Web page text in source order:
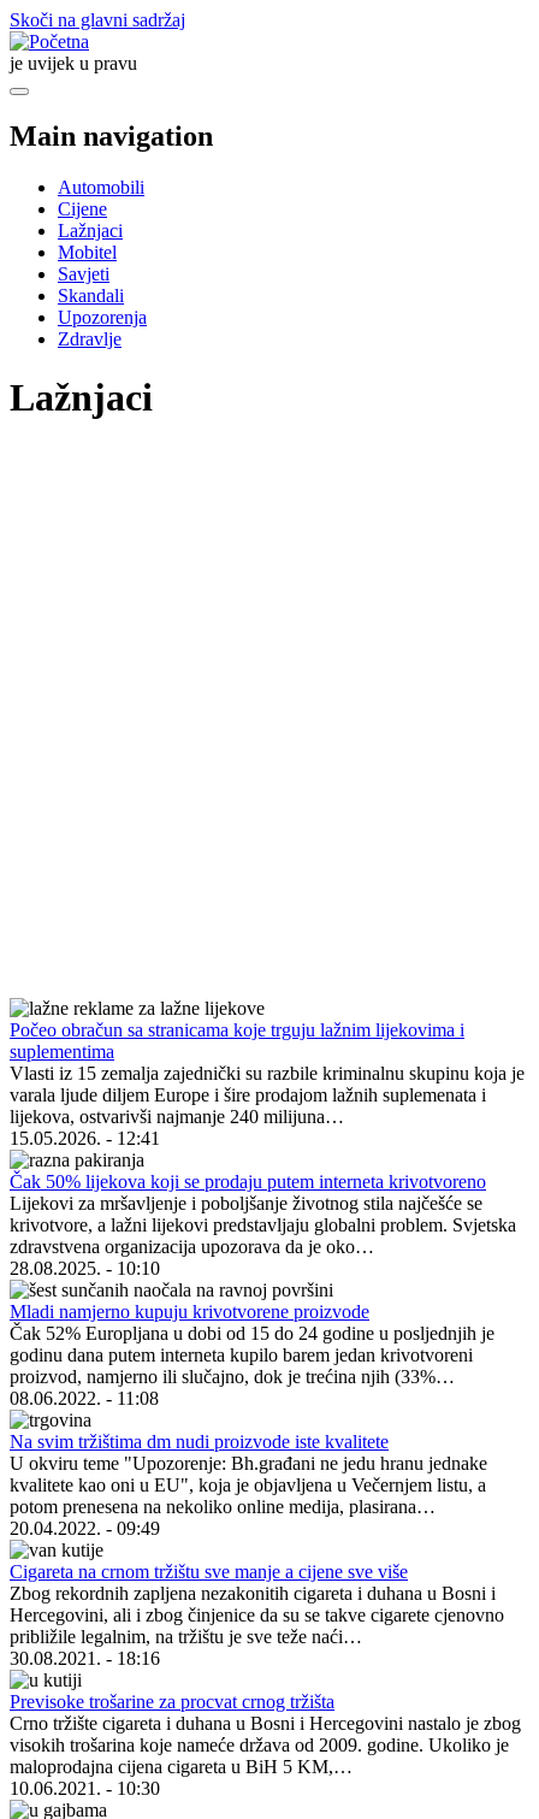
Skoči na glavni sadržaj
je uvijek u pravu
Main navigation
Automobili
Cijene
Lažnjaci
Mobitel
Savjeti
Skandali
Upozorenja
Zdravlje
Lažnjaci
Počeo obračun sa stranicama koje trguju lažnim lijekovima i
suplementima
Vlasti iz 15 zemalja zajednički su razbile kriminalnu skupinu koja je
varala ljude diljem Europe i šire prodajom lažnih suplemenata i
lijekova, ostvarivši najmanje 240 milijuna…
15.05.2026. - 12:41
Čak 50% lijekova koji se prodaju putem interneta krivotvoreno
Lijekovi za mršavljenje i poboljšanje životnog stila najčešće se
krivotvore, a lažni lijekovi predstavljaju globalni problem. Svjetska
zdravstvena organizacija upozorava da je oko…
28.08.2025. - 10:10
Mladi namjerno kupuju krivotvorene proizvode
Čak 52% Europljana u dobi od 15 do 24 godine u posljednjih je
godinu dana putem interneta kupilo barem jedan krivotvoreni
proizvod, namjerno ili slučajno, dok je trećina njih (33%…
08.06.2022. - 11:08
Na svim tržištima dm nudi proizvode iste kvalitete
U okviru teme "Upozorenje: Bh.građani ne jedu hranu jednake
kvalitete kao oni u EU", koja je objavljena u Večernjem listu, a
potom prenesena na nekoliko online medija, plasirana…
20.04.2022. - 09:49
Cigareta na crnom tržištu sve manje a cijene sve više
Zbog rekordnih zapljena nezakonitih cigareta i duhana u Bosni i
Hercegovini, ali i zbog činjenice da su se takve cigarete cjenovno
približile legalnim, na tržištu je sve teže naći…
30.08.2021. - 18:16
Previsoke trošarine za procvat crnog tržišta
Crno tržište cigareta i duhana u Bosni i Hercegovini nastalo je zbog
visokih trošarina koje nameće država od 2009. godine. Ukoliko je
maloprodajna cijena cigareta u BiH 5 KM,…
10.06.2021. - 10:30